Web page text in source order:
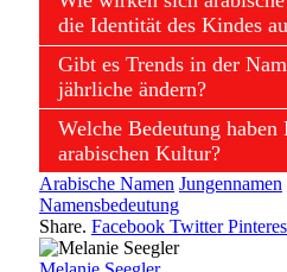
die Identität des Kindes
Gibt es Trends in der
jährliche ändern?
Welche Bedeutung haben
arabischen Kultur?
Arabische Namen Jungennamen
Namensbedeutung
Share. Facebook Twitter